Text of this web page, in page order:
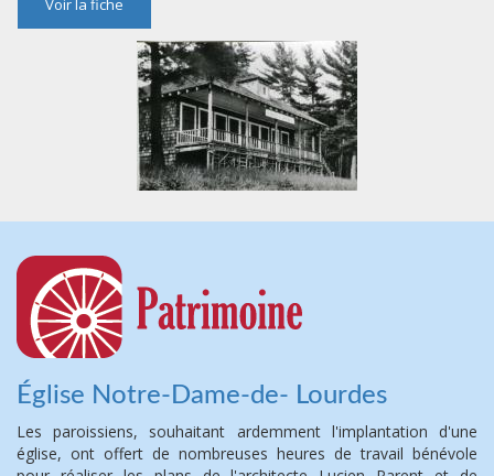
Voir la fiche
Église Notre-Dame-de- Lourdes
Les paroissiens, souhaitant ardemment l'implantation d'une
église, ont offert de nombreuses heures de travail bénévole